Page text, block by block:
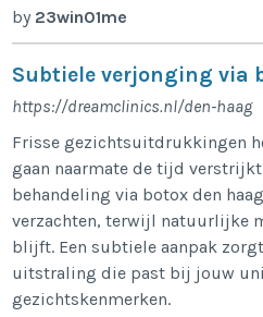
by 23win01me
Subtiele verjonging via
https://dreamclinics.nl/den-haag
Frisse gezichtsuitdrukkingen
gaan naarmate de tijd
behandeling via botox den
verzachten, terwijl natuurlijke
blijft. Een subtiele aanpak
uitstraling die past bij jouw
gezichtskenmerken.